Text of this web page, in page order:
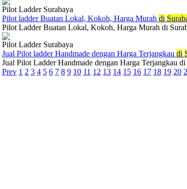
Pilot Ladder Surabaya
Pilot ladder Buatan Lokal, Kokoh, Harga Murah di
Pilot Ladder Buatan Lokal, Kokoh, Harga Murah di
Pilot Ladder Surabaya
Jual Pilot ladder Handmade dengan Harga Terjangkau di
Jual Pilot Ladder Handmade dengan Harga Terjangkau
Prev 1 2 3 4 5 6 7 8 9 10 11 12 13 14 15 16 17 18 19 20